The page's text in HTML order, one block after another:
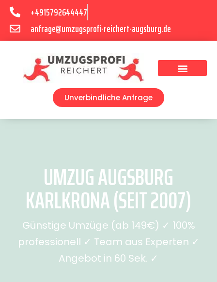
+4915792644447
anfrage@umzugsprofi-reichert-augsburg.de
Unverbindliche Anfrage
UMZUG AUGSBURG
KARLKRONA (SEIT 2007)
Günstige Umzüge (ab 149€) ✓ 100%
professionell ✓ Team aus Experten ✓
Angebot in 60 Sek. ✓